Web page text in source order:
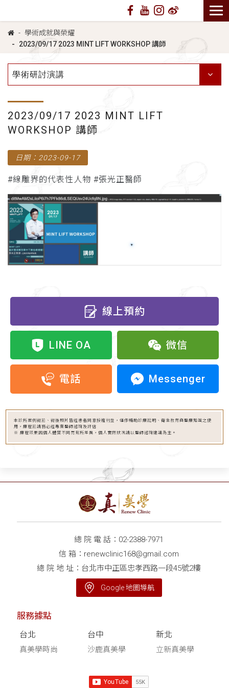
學術成就與榮耀
2023/09/17 2023 MINT LIFT WORKSHOP 講師
學術研討演講
2023/09/17 2023 MINT LIFT
WORKSHOP 講師
日期：2023-09-17
#線雕界的代表性人物 #張光正醫師
線上預約
LINE OA 微信
電話 Messenger
本診所案例術前、術後照片皆經患者同意授權刊登，僅作輔助診療說明、衛生教育與醫療知識之使
用，療程前請務必經專業醫師諮詢及評估
※ 療程效果因個人體質不同而有所差異，個人實際狀況請以醫師諮詢建議為主。
總 院 電 話： 02-2388-7971
信 箱： renewclinic168@gmail.com
總 院 地 址：台北市中正區忠孝西路一段45號2樓
Google 地圖導航
服務據點
台北
真美學時尚
台中
沙鹿真美學
新北
立新真美學